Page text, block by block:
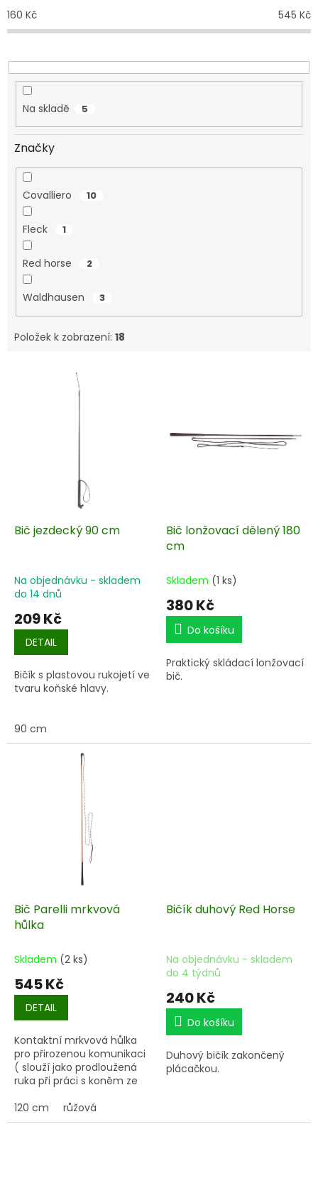
o
d
k
t
160 Kč 545 Kč
Na skladě 5
Značky
Covalliero 10
Fleck 1
Red horse 2
Waldhausen 3
Položek k zobrazení: 18
Bič jezdecký 90 cm
Na objednávku - skladem
do 14 dnů
209 Kč
DETAIL
Bičík s plastovou rukojetí ve
tvaru koňské hlavy.
90 cm
Bič lonžovací dělený 180
cm
Skladem (1 ks)
380 Kč
Do košíku
Praktický skládací lonžovací
bič.
Bič Parelli mrkvová
hůlka
Skladem (2 ks)
545 Kč
DETAIL
Kontaktní mrkvová hůlka
pro přirozenou komunikaci
( slouží jako prodloužená
ruka při práci s koněm ze
lanem a neklouzavou
rukojetí.
120 cm růžová
Bičík duhový Red Horse
Na objednávku - skladem
do 4 týdnů
240 Kč
Do košíku
Duhový bičík zakončený
plácačkou.